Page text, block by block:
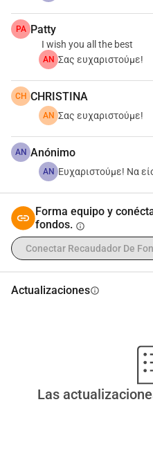
PA Patty
I wish you all the best
AN Σας ευχαριστούμε!
CH CHRISTINA
AN Σας ευχαριστούμε!
AN Anónimo
AN Ευχαριστούμε! Να
Forma equipo y
fondos. info
Conectar Recaudador De
Actualizacionesinfo
Las